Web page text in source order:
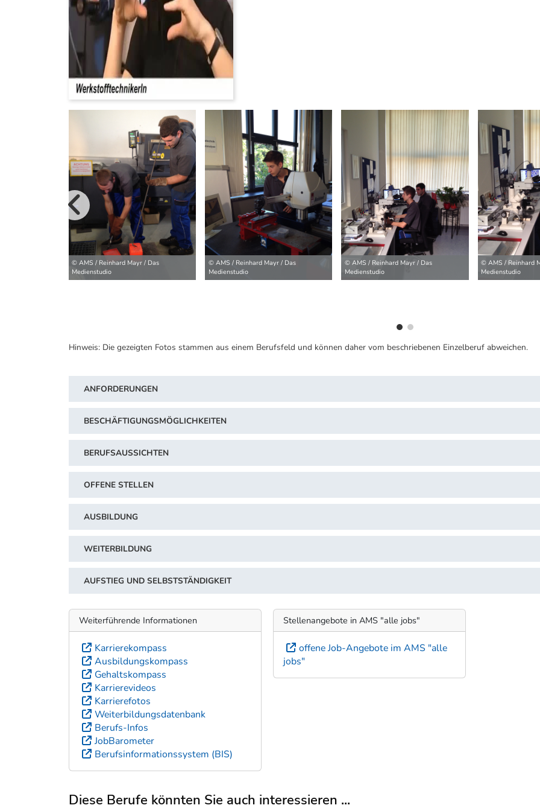
© AMS / Reinhard Mayr / Das
Medienstudio
© AMS / Reinhard Mayr / Das
Medienstudio
© AMS / Reinhard Mayr / Das
Medienstudio
© AMS / Reinhard
Medienstudio
vorherige Bilder
Hinweis: Die gezeigten Fotos stammen aus einem Berufsfeld und können daher vom beschriebenen Einzelberuf abweichen.
ANFORDERUNGEN
BESCHÄFTIGUNGSMÖGLICHKEITEN
BERUFSAUSSICHTEN
OFFENE STELLEN
AUSBILDUNG
WEITERBILDUNG
AUFSTIEG UND SELBSTSTÄNDIGKEIT
Weiterführende Informationen
Karrierekompass
Ausbildungskompass
Gehaltskompass
Karrierevideos
Karrierefotos
Weiterbildungsdatenbank
Berufs-Infos
JobBarometer
Berufsinformationssystem (BIS)
Stellenangebote in AMS "alle jobs"
offene Job-Angebote im AMS "alle
jobs"
Diese Berufe könnten Sie auch interessieren ...